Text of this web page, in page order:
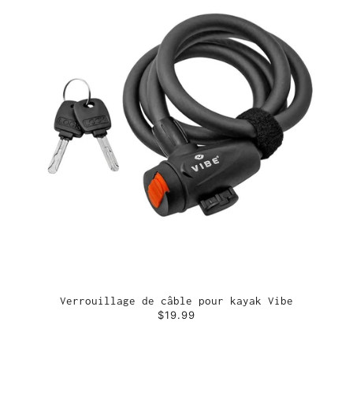
Verrouillage de câble pour kayak Vibe
$19.99